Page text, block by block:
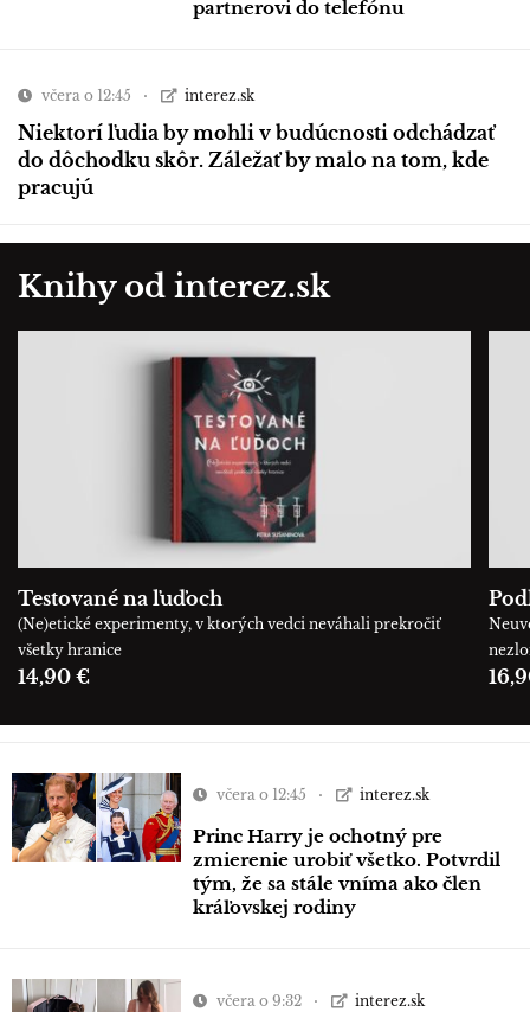
partnerovi do telefónu
včera o 12:45 interez.sk
Niektorí ľudia by mohli v budúcnosti odchádzať
do dôchodku skôr. Záležať by malo na tom, kde
pracujú
Knihy od interez.sk
Testované na ľuďoch
(Ne)etické experimenty, v ktorých vedci neváhali prekročiť
všetky hranice
14,90 €
včera o 12:45 interez.sk
Princ Harry je ochotný pre
zmierenie urobiť všetko. Potvrdil
tým, že sa stále vníma ako člen
kráľovskej rodiny
včera o 9:32 interez.sk